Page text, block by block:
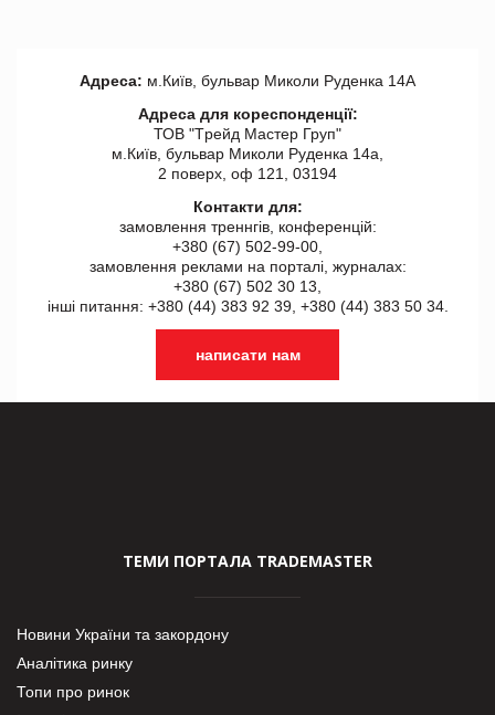
Адреса: м.Київ, бульвар Миколи Руденка 14А
Адреса для кореспонденції:
ТОВ "Tрейд Мастер Груп"
м.Київ, бульвар Миколи Руденка 14а,
2 поверх, оф 121, 03194
Контакти для:
замовлення треннгів, конференцій:
+380 (67) 502-99-00,
замовлення реклами на порталі, журналах:
+380 (67) 502 30 13,
інші питання: +380 (44) 383 92 39, +380 (44) 383 50 34.
написати нам
ТЕМИ ПОРТАЛА TRADEMASTER
Новини України та закордону
Аналітика ринку
Топи про ринок